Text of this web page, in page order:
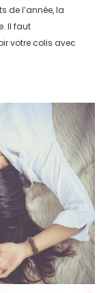
de l’année, la
Il faut
votre colis avec